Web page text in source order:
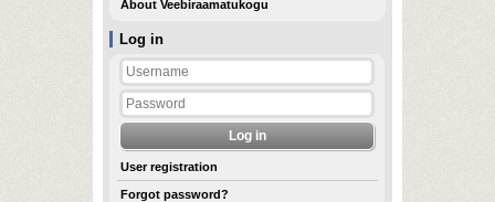
Log in
User registration
Forgot password?
About Veebiraamatukogu